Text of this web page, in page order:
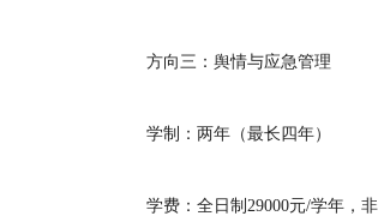
方向三：舆情与应急管理
学制：两年（最长四年）
学费：全日制29000元/学年，